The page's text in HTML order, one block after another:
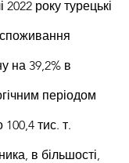
року турецькі
на 39,2% в
періодом
тис. т.
в більшості,